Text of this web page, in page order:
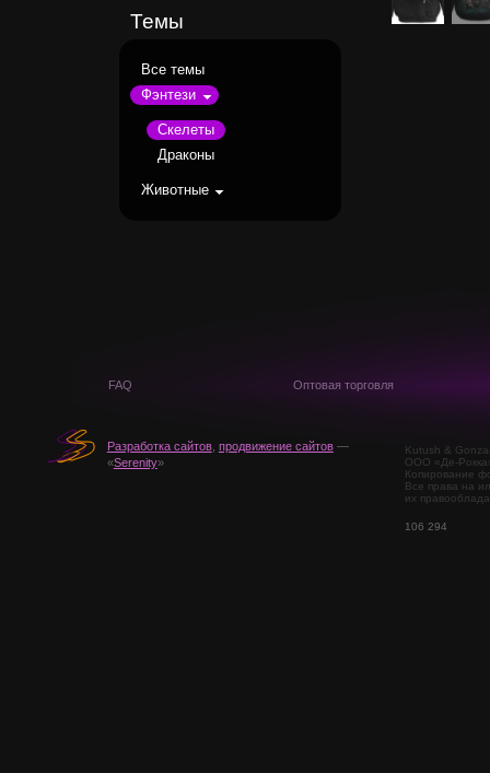
Темы
Все темы
Фэнтези
Скелеты
Драконы
Животные
FAQ Оптовая торговля
Разработка сайтов, продвижение сайтов—
«Serenity»
Kutush &
ООО «Де-
Копирование
Все права на
их
106 294